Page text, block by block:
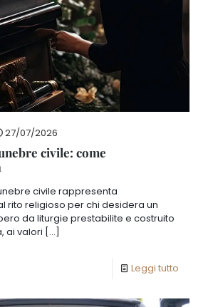
27/07/2026
civile: come
civile rappresenta
rito religioso per chi desidera un
da liturgie prestabilite e costruito
ai valori […]
Leggi tutto